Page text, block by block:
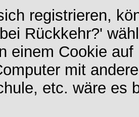
registrieren,
Rückkehr?'
einem Cookie
mit
etc. wäre es